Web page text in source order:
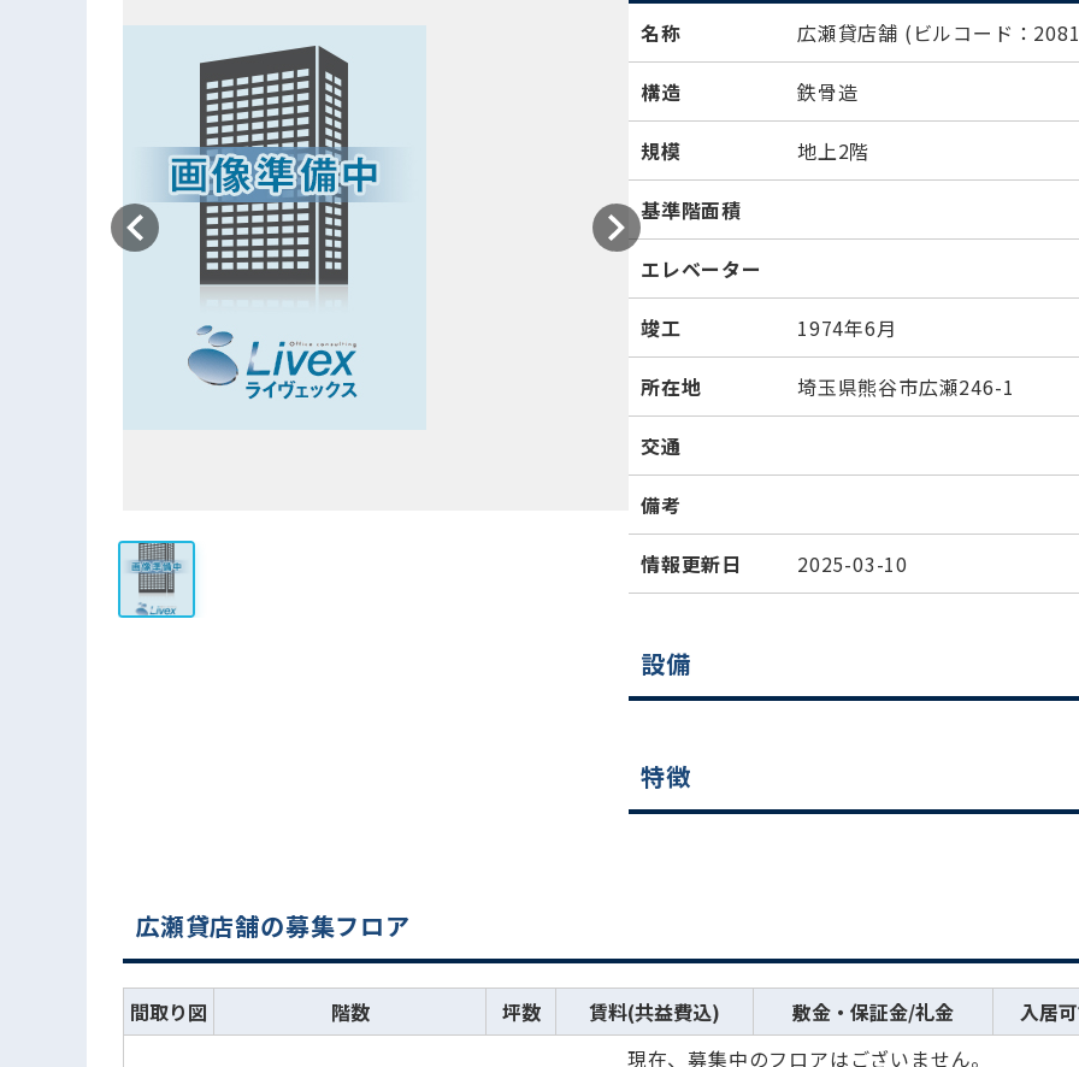
名称 広瀬貸店舗 (ビルコード：
構造 鉄骨造
規模 地上2階
基準階面積
エレベーター
竣工 1974年6月
所在地 埼玉県熊谷市広瀬246-1
交通
備考
情報更新日 2025-03-10
設備
特徴
広瀬貸店舗の募集フロア
間取り図 階数 坪数 賃料(共益費込) 敷金・保証金/礼金
入居
現在、募集中のフロアはございません。